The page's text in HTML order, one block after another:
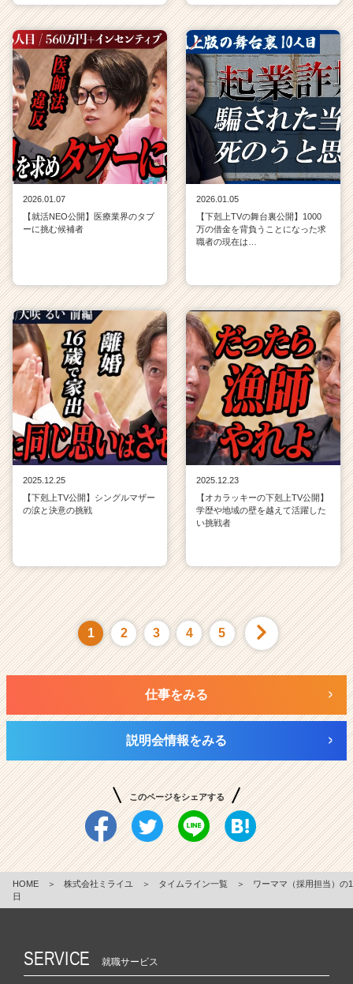
2026.01.07
【就活NEO公開】医療業界のタブ
ーに挑む候補者
2026.01.05
【下剋上TVの舞台裏公開】1000
万の借金を背負うことになった求
職者の現在は…
2025.12.25
【下剋上TV公開】シングルマザー
の涙と決意の挑戦
2025.12.23
【オカラッキーの下剋上TV公開】
学歴や地域の壁を越えて活躍した
い挑戦者
1 2 3 4 5
仕事をみる
説明会情報をみる
このページをシェアする
HOME ＞ 株式会社ミライユ ＞ タイムライン一覧 ＞
ワーママ（採用担当）の1
日
SERVICE 就職サービス